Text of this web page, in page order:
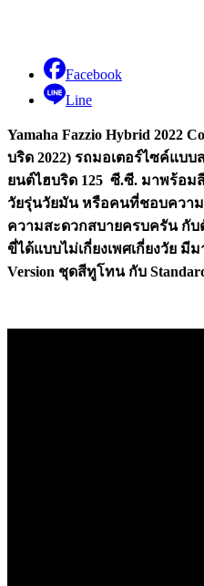
Facebook
Line
Yamaha Fazzio Hybrid 2022
บริด 2022) รถมอเตอร์ไซค์แบบ
ยนต์ไฮบริด 125 ซี.ซี. มาพร้อม
วัยรุ่นวัยมัน หรือคนที่ชอบควา
ความสะดวกสบายครบครัน กั
ขี่ได้แบบไม่เกี่ยงเพศเกี่ยงวัย มีม
Version ชุดสีทูโทน กับ